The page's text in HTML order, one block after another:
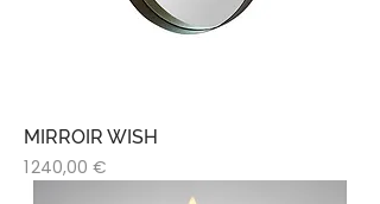
MIRROIR WISH
Prix
1 240,00 €